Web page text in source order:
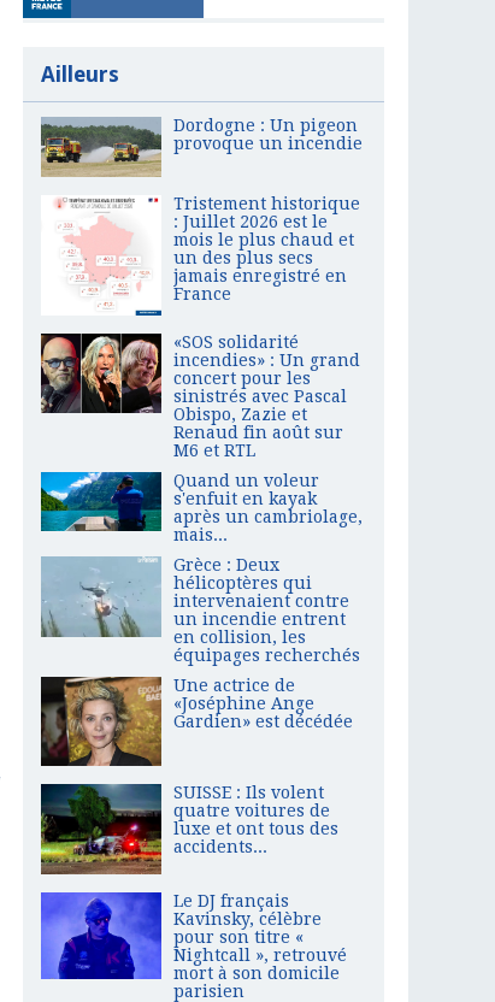
Ailleurs
Dordogne : Un pigeon
provoque un incendie
Tristement historique
: Juillet 2026 est le
mois le plus chaud et
un des plus secs
jamais enregistré en
France
«SOS solidarité
incendies» : Un grand
concert pour les
sinistrés avec Pascal
Obispo, Zazie et
Renaud fin août sur
M6 et RTL
Quand un voleur
s'enfuit en kayak
après un cambriolage,
mais...
Grèce : Deux
hélicoptères qui
intervenaient contre
un incendie entrent
en collision, les
équipages recherchés
Une actrice de
«Joséphine Ange
Gardien» est décédée
SUISSE : Ils volent
quatre voitures de
luxe et ont tous des
accidents...
Le DJ français
Kavinsky, célèbre
pour son titre «
Nightcall », retrouvé
mort à son domicile
parisien